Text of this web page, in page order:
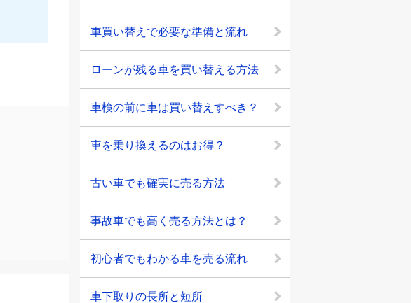
車買い替えで必要な準備と流れ
ローンが残る車を買い替える方法
車検の前に車は買い替えすべき？
車を乗り換えるのはお得？
古い車でも確実に売る方法
事故車でも高く売る方法とは？
初心者でもわかる車を売る流れ
車下取りの長所と短所